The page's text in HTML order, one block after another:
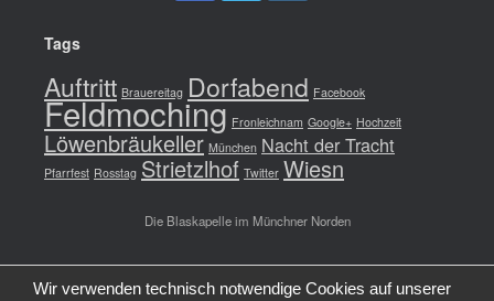
Tags
Auftritt Brauereitag Dorfabend Facebook
Feldmoching Fronleichnam Google+ Hochzeit
Löwenbräukeller München Nacht der Tracht
Pfarrfest Rosstag Strietzlhof Twitter Wiesn
Die Blaskapelle im Münchner Norden
Wir verwenden technisch notwendige Cookies auf unserer